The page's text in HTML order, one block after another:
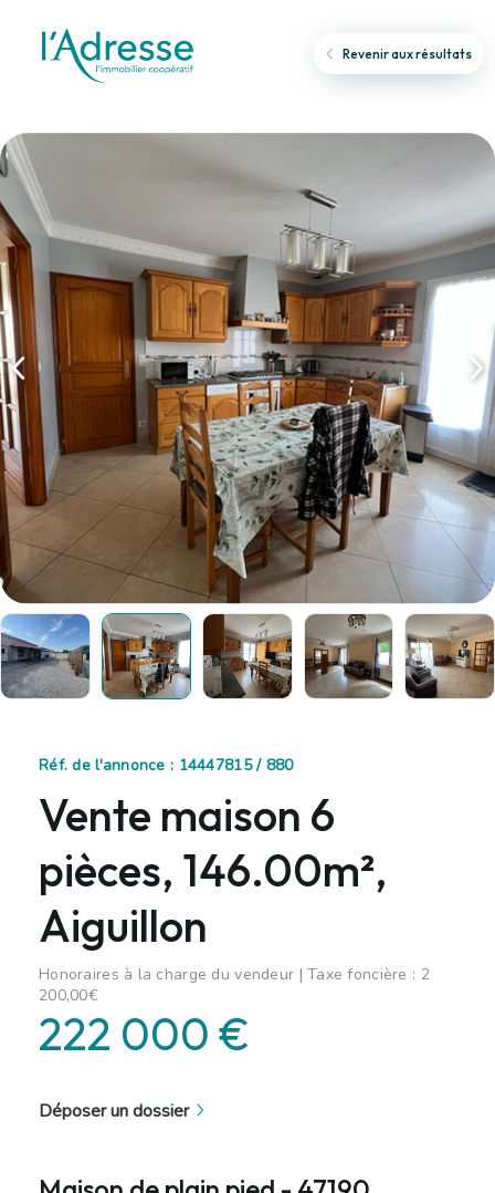
Revenir aux résultats
Réf. de l'annonce : 14447815 / 880
Vente maison 6
pièces, 146.00m²,
Aiguillon
Honoraires à la charge du vendeur | Taxe foncière : 2
200,00€
222 000 €
Déposer un dossier